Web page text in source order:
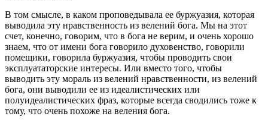
В том смысле, в каком проповедывала ее буржуазия, которая
выводила эту нравственность из велений бога. Мы на этот
счет, конечно, говорим, что в бога не верим, и очень хорошо
знаем, что от имени бога говорило духовенство, говорили
помещики, говорила буржуазия, чтобы проводить свои
эксплуататорские интересы. Или вместо того, чтобы
выводить эту мораль из велений нравственности, из велений
бога, они выводили ее из идеалистических или
полуидеалистических фраз, которые всегда сводились тоже к
тому, что очень похоже на веления бога.